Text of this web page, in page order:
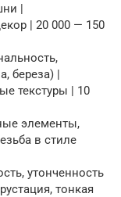
|
| 20 000 — 150
береза) |
текстуры | 10
элементы,
в стиле
утонченность
тонкая